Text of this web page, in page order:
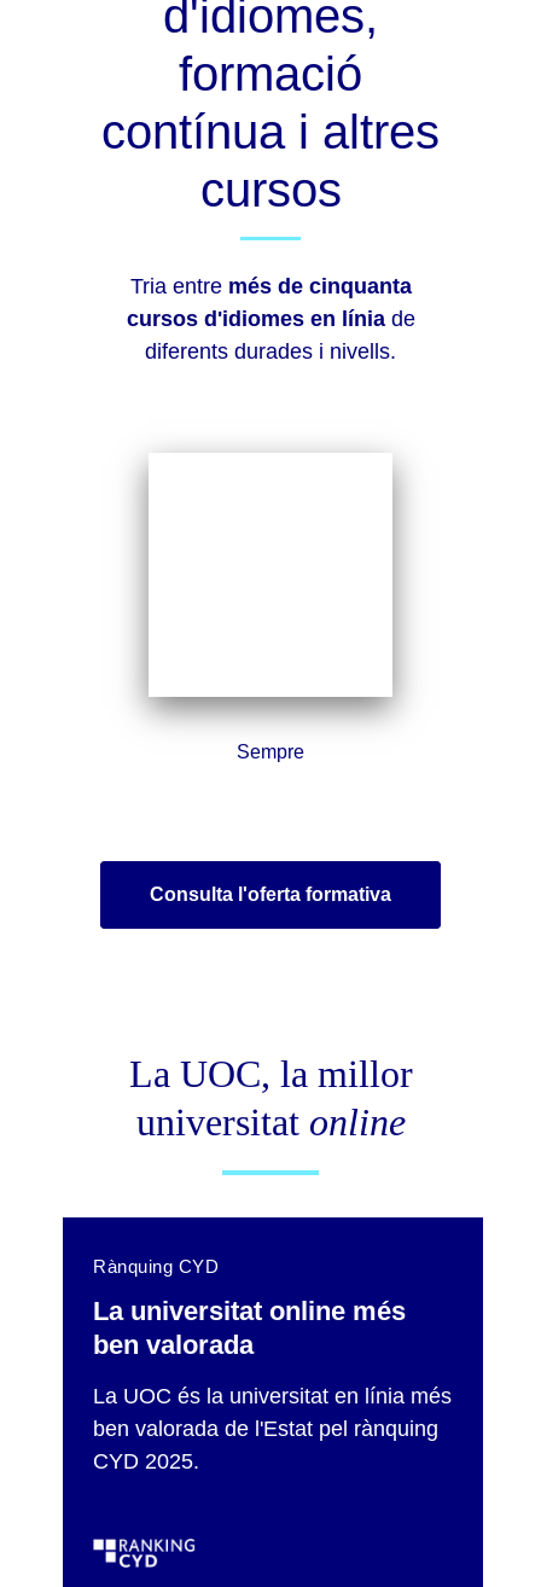
d'idiomes,
formació
contínua i altres
cursos
Tria entre més de cinquanta
cursos d'idiomes en líniade
diferents durades i nivells.
Sempre
Consulta l'oferta formativa
La UOC, la millor
universitat online
Rànquing CYD
La universitat online més
ben valorada
La UOC és la universitat en línia més
ben valorada de l'Estat pel rànquing
CYD 2025.